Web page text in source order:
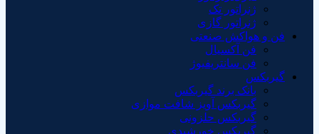
ژنراتور تک
ژنراتور گازی
فن و هواکش صنعتی
فن آکسیال
فن سانتریفیوژ
گیربکس
بانک برند گیربکس
گیربکس آویز شافت موازی
گیربکس حلزونی
گیربکس خورشیدی